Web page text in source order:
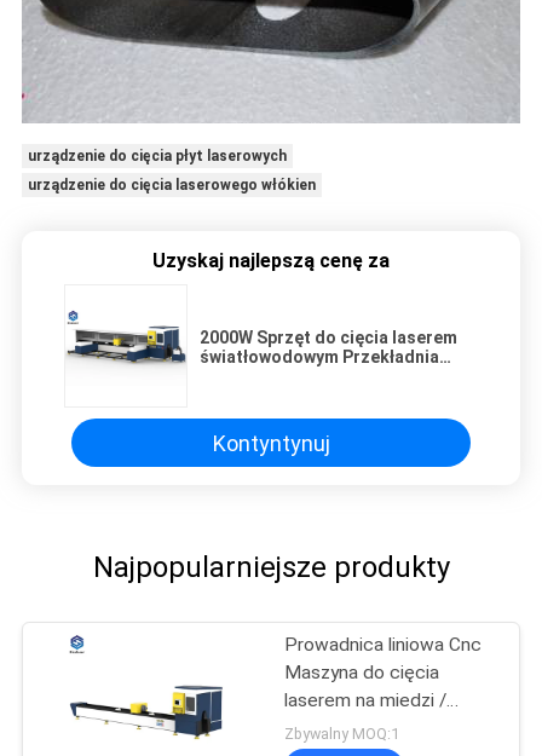
urządzenie do cięcia płyt laserowych
urządzenie do cięcia laserowego włókien
Uzyskaj najlepszą cenę za
2000W Sprzęt do cięcia laserem
światłowodowym Przekładnia
Kontyntynuj
Najpopularniejsze produkty
Prowadnica liniowa Cnc
Maszyna do cięcia
laserem na miedzi /
tytanu
Zbywalny MOQ:1